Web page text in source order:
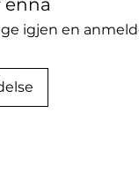
ennå
igjen en